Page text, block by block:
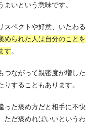
いという意味です。
スペクトや好意、いたわる
められた人は自分のことを
す。
つながって親密度が増した
することもあります。
った褒め方だと相手に不快
ただ褒めればいいというわ